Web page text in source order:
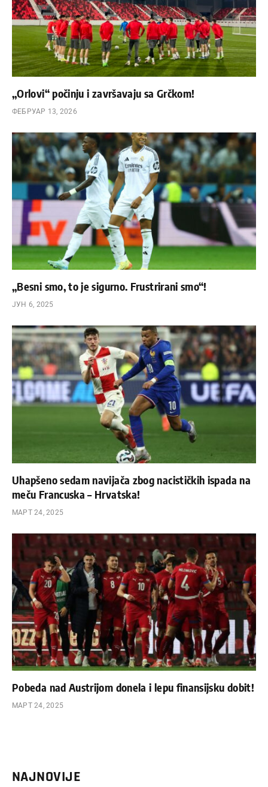
„Orlovi“ počinju i završavaju sa Grčkom!
ФЕБРУАР 13, 2026
„Besni smo, to je sigurno. Frustrirani smo“!
ЈУН 6, 2025
Uhapšeno sedam navijača zbog nacističkih ispada na
meču Francuska – Hrvatska!
МАРТ 24, 2025
Pobeda nad Austrijom donela i lepu finansijsku dobit!
МАРТ 24, 2025
NAJNOVIJE